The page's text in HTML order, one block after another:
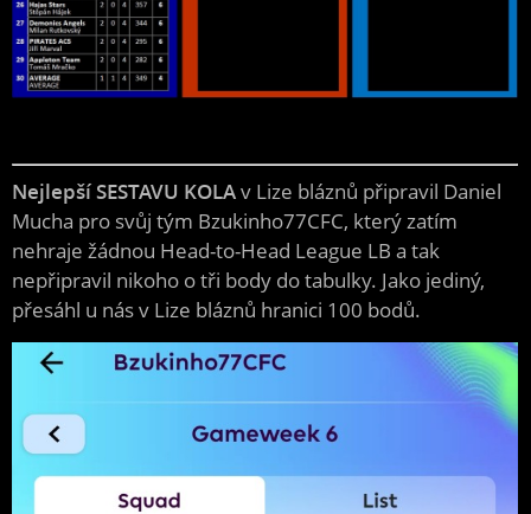
Nejlepší SESTAVU KOLAv Lize bláznů připravil Daniel
Mucha pro svůj tým Bzukinho77CFC, který zatím
nehraje žádnou Head-to-Head League LB a tak
nepřipravil nikoho o tři body do tabulky. Jako jediný,
přesáhl u nás v Lize bláznů hranici 100 bodů.